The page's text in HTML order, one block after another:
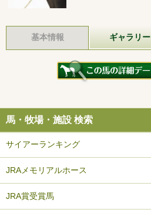
基本情報 ギャラリー
馬・牧場・施設 検索
サイアーランキング
JRAメモリアルホース
JRA賞受賞馬